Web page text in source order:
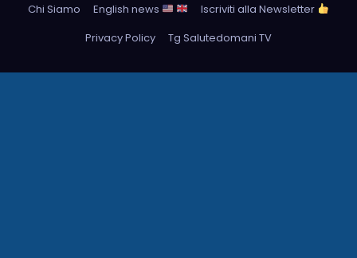
Chi Siamo
English news
Iscriviti alla Newsletter
Privacy Policy
Tg Salutedomani TV